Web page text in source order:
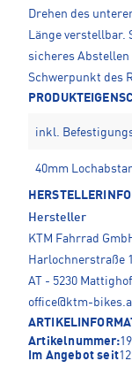
Drehen des
Länge
sicheres
Schwerpunkt des
inkl.
40mm
Hersteller
KTM Fahrrad
Harlochnerstraße
AT - 5230
office@ktm-
Artikelnummer:
Im Angebot seit